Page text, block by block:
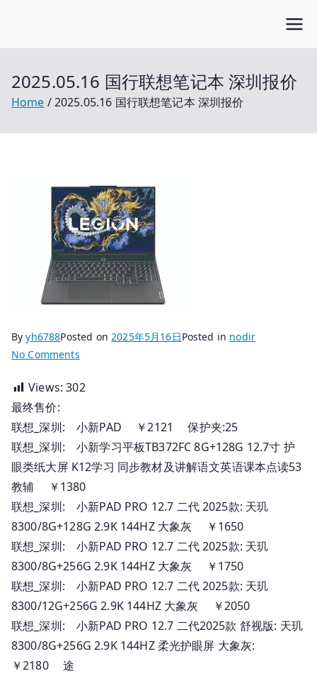
2025.05.16 国行联想笔记本 深圳报价
Home 2025.05.16 国行联想笔记本 深圳报价
Byyh6788Posted on2025年5月16日Posted in nodir
No Commentson
国
联
想
笔
本
深
圳
报
价
Views: 302
最终售价:
联想_深圳: 小新PAD ￥2121 保护夹:25
联想_深圳: 小新学习平板TB372FC 8G+128G 12.7寸 护
眼类纸大屏 K12学习 同步教材及讲解语文英语课本点读53
教辅 ￥1380
联想_深圳: 小新PAD PRO 12.7 二代 2025款: 天玑
8300/8G+128G 2.9K 144HZ 大象灰 ￥1650
联想_深圳: 小新PAD PRO 12.7 二代 2025款: 天玑
8300/8G+256G 2.9K 144HZ 大象灰 ￥1750
联想_深圳: 小新PAD PRO 12.7 二代 2025款: 天玑
8300/12G+256G 2.9K 144HZ 大象灰 ￥2050
联想_深圳: 小新PAD PRO 12.7 二代2025款 舒视版: 天玑
8300/8G+256G 2.9K 144HZ 柔光护眼屏 大象灰:
￥2180 途